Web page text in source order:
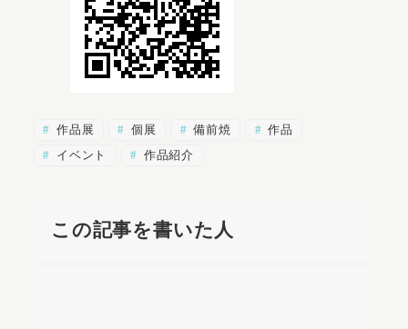
作品展 個展 備前焼
作品
イベント
作品紹介
この記事を書いた人